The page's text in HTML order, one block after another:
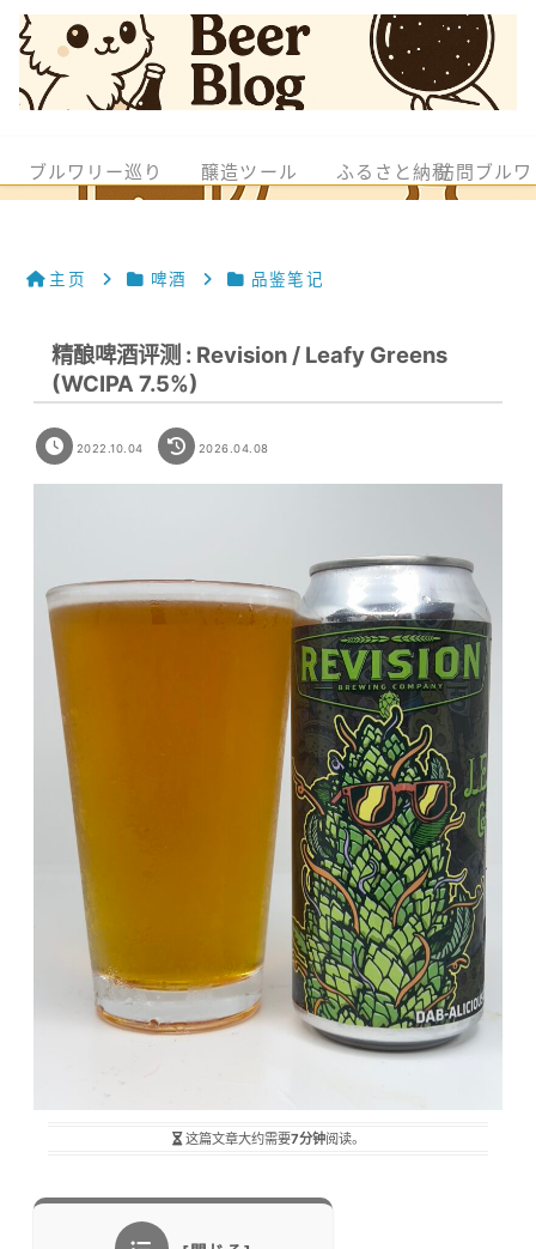
ブルワリー巡り 醸造ツール ふるさと納税訪問ブル
主页 啤酒 品鉴笔记
精酿啤酒评测 : Revision / Leafy Greens
(WCIPA 7.5%)
2022.10.04 2026.04.08
这篇文章大约需要7分钟阅读。